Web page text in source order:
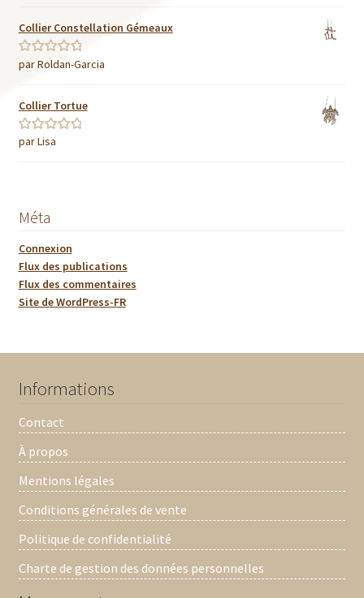
Collier Constellation Gémeaux
Note5sur 5
par Roldan-Garcia
Collier Tortue
Note5sur 5
par Lisa
Méta
Connexion
Flux des publications
Flux des commentaires
Site de WordPress-FR
Informations
Contact
À propos
Mentions légales
Conditions générales de vente
Politique de confidentialité
Charte de gestion des données personnelles